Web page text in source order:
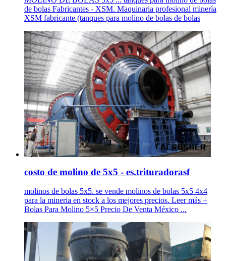
de bolas Fabricantes - XSM. Maquinaria profesional minería
XSM fabricante (tanques para molino de bolas de bolas
costo de molino de 5x5 - es.trituradorasf
molinos de bolas 5x5. se vende molinos de bolas 5x5 4x4
para la mineria en stock a los mejores precios. Leer más +
Bolas Para Molino 5×5 Precio De Venta México ...